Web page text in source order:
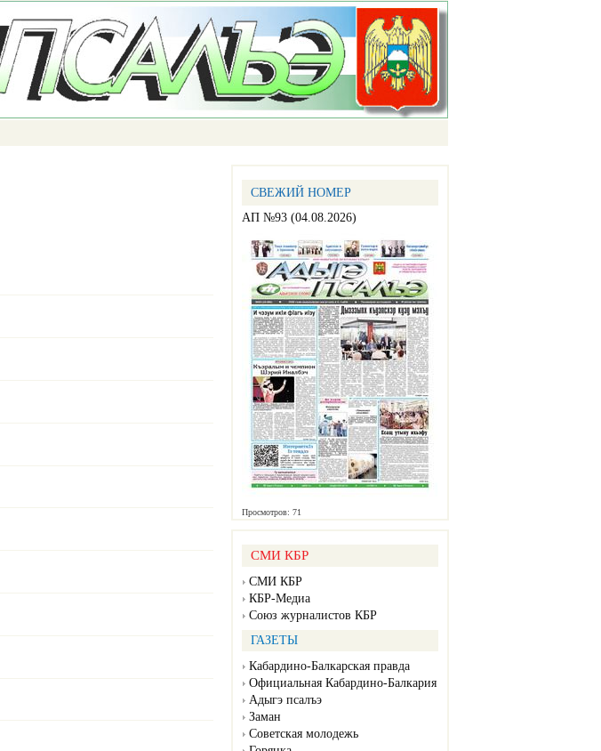
СВЕЖИЙ НОМЕР
АП №93 (04.08.2026)
Просмотров: 71
СМИ КБР
СМИ КБР
КБР-Медиа
Союз журналистов КБР
ГАЗЕТЫ
Кабардино-Балкарская правда
Официальная Кабардино-Балкария
Адыгэ псалъэ
Заман
Советская молодежь